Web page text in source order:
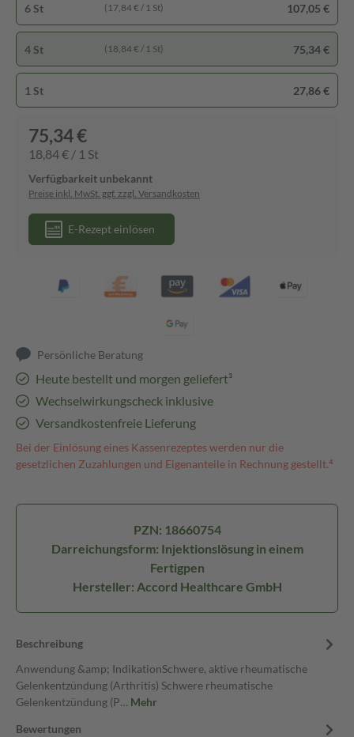
6 St (17,84 € / 1 St) 107,05 €
4 St (18,84 € / 1 St) 75,34 €
1 St 27,86 €
75,34 €
18,84 € / 1 St
Verfügbarkeit unbekannt
Preise inkl. MwSt. ggf. zzgl. Versandkosten
E-Rezept einlösen
Persönliche Beratung
Heute bestellt und morgen geliefert³
Wechselwirkungscheck inklusive
Versandkostenfreie Lieferung
Bei der Einlösung eines Kassenrezeptes werden nur die
gesetzlichen Zuzahlungen und Eigenanteile in Rechnung gestellt.⁴
PZN: 18660754
Darreichungsform: Injektionslösung in einem
Fertigpen
Hersteller: Accord Healthcare GmbH
Beschreibung
Anwendung &amp; IndikationSchwere, aktive rheumatische
Gelenkentzündung (Arthritis) Schwere rheumatische
Gelenkentzündung (P… Mehr
Bewertungen